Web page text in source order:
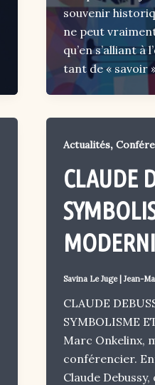
souvenir
ne peut
qu’en s’alliant à
tant de « savoir
Actualités,
CLAUDE
Savina Le Juge | Jean-
CLAUDE
SYMBOLISME
Marc Onkelinx,
conférencier.
Claude